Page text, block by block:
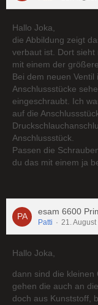
Hallo Joka,
die Abbildung zeigt
verbaut ist. Dort sieht
mit einem der
Bei dem neuen
Anschlussstücke
eingeschraubt. Ich
auf die
Anschlussstück.
Passen die
du das mit einem ja
esam 6600
Patti 21.
Hallo Joka,
dann sind die kleinen
gehen die auch an
doch aus Kunststoff,